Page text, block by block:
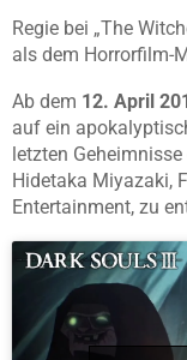
Regie bei „The
als dem Horrorfilm-
Ab dem 12. April
auf ein
letzten
Hidetaka Miyazaki,
Entertainment, zu